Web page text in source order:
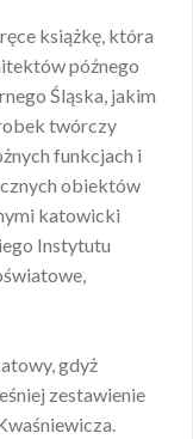
książkę, która
późnego
Śląska, jakim
twórczy
funkcjach i
obiektów
katowicki
Instytutu
gdyż
zestawienie